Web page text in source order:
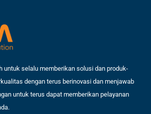
untuk selalu memberikan solusi dan produk-
dengan terus berinovasi dan menjawab
untuk terus dapat memberikan pelayanan